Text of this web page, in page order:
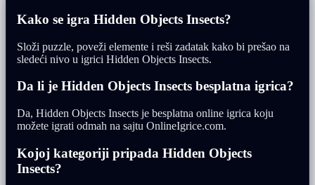
Kako se igra Hidden Objects Insects?
Složi puzzle, poveži elemente i reši zadatak kako bi prešao na
sledeći nivo u igrici Hidden Objects Insects.
Da li je Hidden Objects Insects besplatna igrica?
Da, Hidden Objects Insects je besplatna online igrica koju
možete igrati odmah na sajtu OnlineIgrice.com.
Kojoj kategoriji pripada Hidden Objects
Insects?